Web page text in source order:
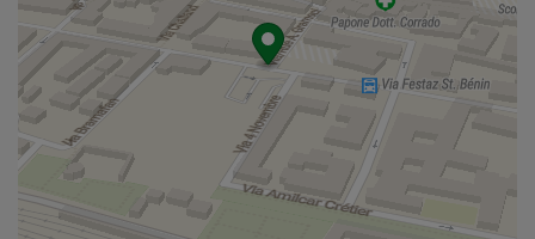
Ristorante Pizzeria
170 m